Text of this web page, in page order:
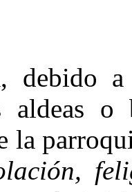
debido
aldeas